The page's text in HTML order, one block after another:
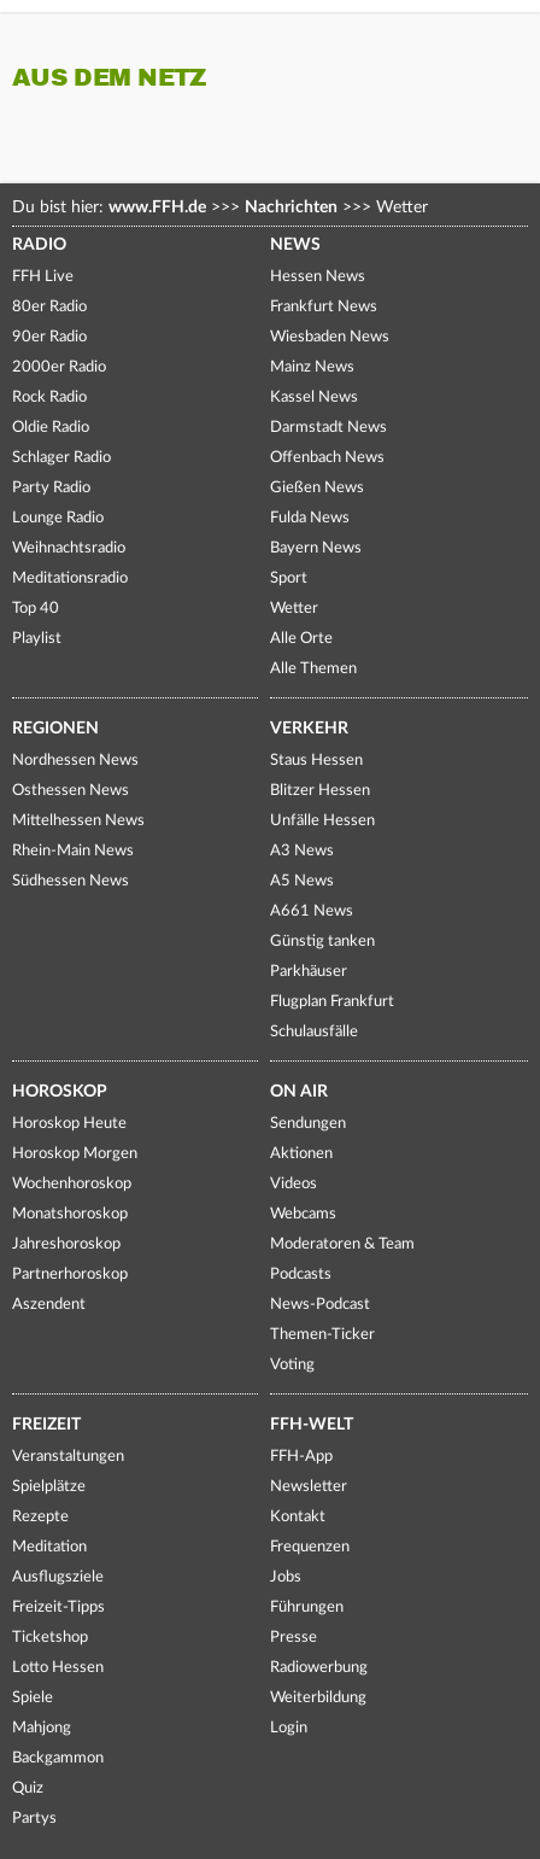
AUS DEM NETZ
Du bist hier: www.FFH.de >>> Nachrichten >>> Wetter
RADIO
FFH Live
80er Radio
90er Radio
2000er Radio
Rock Radio
Oldie Radio
Schlager Radio
Party Radio
Lounge Radio
Weihnachtsradio
Meditationsradio
Top 40
Playlist
NEWS
Hessen News
Frankfurt News
Wiesbaden News
Mainz News
Kassel News
Darmstadt News
Offenbach News
Gießen News
Fulda News
Bayern News
Sport
Wetter
Alle Orte
Alle Themen
REGIONEN
Nordhessen News
Osthessen News
Mittelhessen News
Rhein-Main News
Südhessen News
VERKEHR
Staus Hessen
Blitzer Hessen
Unfälle Hessen
A3 News
A5 News
A661 News
Günstig tanken
Parkhäuser
Flugplan Frankfurt
Schulausfälle
HOROSKOP
Horoskop Heute
Horoskop Morgen
Wochenhoroskop
Monatshoroskop
Jahreshoroskop
Partnerhoroskop
Aszendent
ON AIR
Sendungen
Aktionen
Videos
Webcams
Moderatoren & Team
Podcasts
News-Podcast
Themen-Ticker
Voting
FREIZEIT
Veranstaltungen
Spielplätze
Rezepte
Meditation
Ausflugsziele
Freizeit-Tipps
Ticketshop
Lotto Hessen
Spiele
Mahjong
Backgammon
Quiz
Partys
FFH-WELT
FFH-App
Newsletter
Kontakt
Frequenzen
Jobs
Führungen
Presse
Radiowerbung
Weiterbildung
Login